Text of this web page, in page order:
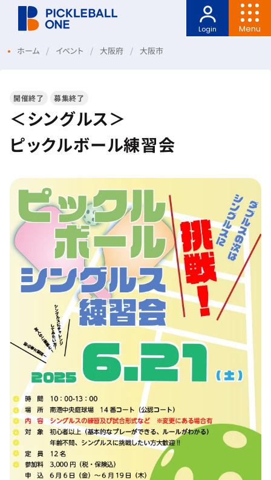
Menu
Login
ホーム イベント 大阪府 大阪市
開催終了 募集終了
＜シングルス＞
ピックルボール練習会